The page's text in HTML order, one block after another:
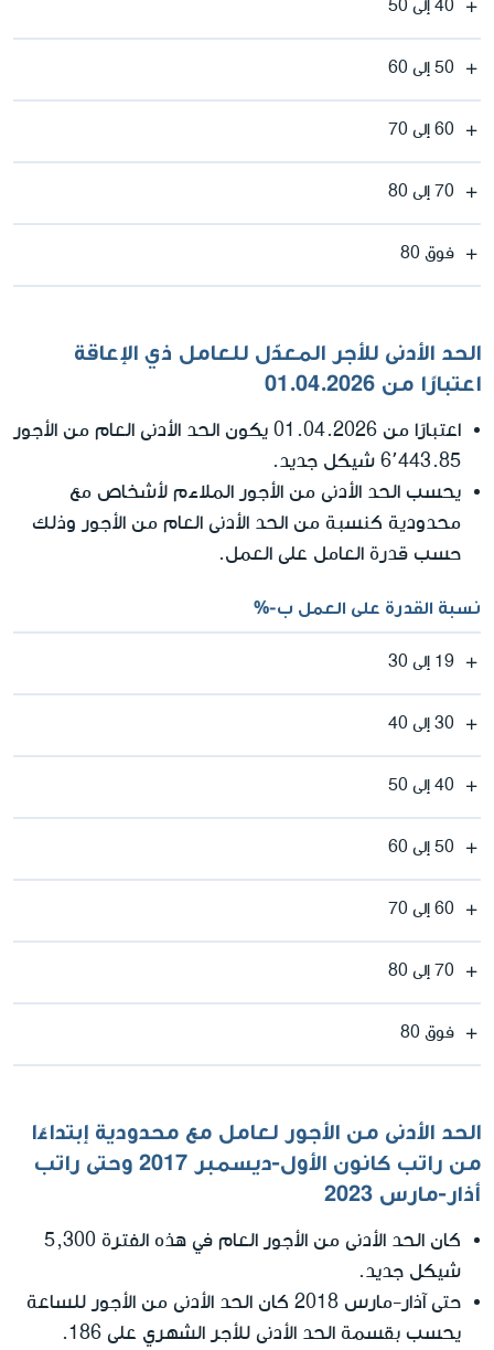
40 إلى 50
50 إلى 60
60 إلى 70
70 إلى 80
فوق 80
الحد الأدنى للأجر المعدّل للعامل ذي الإعاقة
اعتبارًا من 01.04.2026
اعتبارًا من 01.04.2026 يكون الحد الأدنى العام من الأجور
6٬443.85 شيكل جديد.
يحسب الحد الأدنى من الأجور الملاءم لأشخاص مع
محدودية كنسبة من الحد الأدنى العام من الأجور وذلك
حسب قدرة العامل على العمل.
نسبة القدرة على العمل ب-%
19 إلى 30
30 إلى 40
40 إلى 50
50 إلى 60
60 إلى 70
70 إلى 80
فوق 80
الحد الأدنى من الأجور لعامل مع محدودية إبتداءًا
من راتب كانون الأول-ديسمبر 2017 وحتى راتب
أذار-مارس 2023
كان الحد الأدنى من الأجور العام في هذه الفترة 5,300
شيكل جديد.
حتى آذار-مارس 2018 كان الحد الأدنى من الأجور للساعة
يحسب بقسمة الحد الأدنى للأجر الشهري على 186.